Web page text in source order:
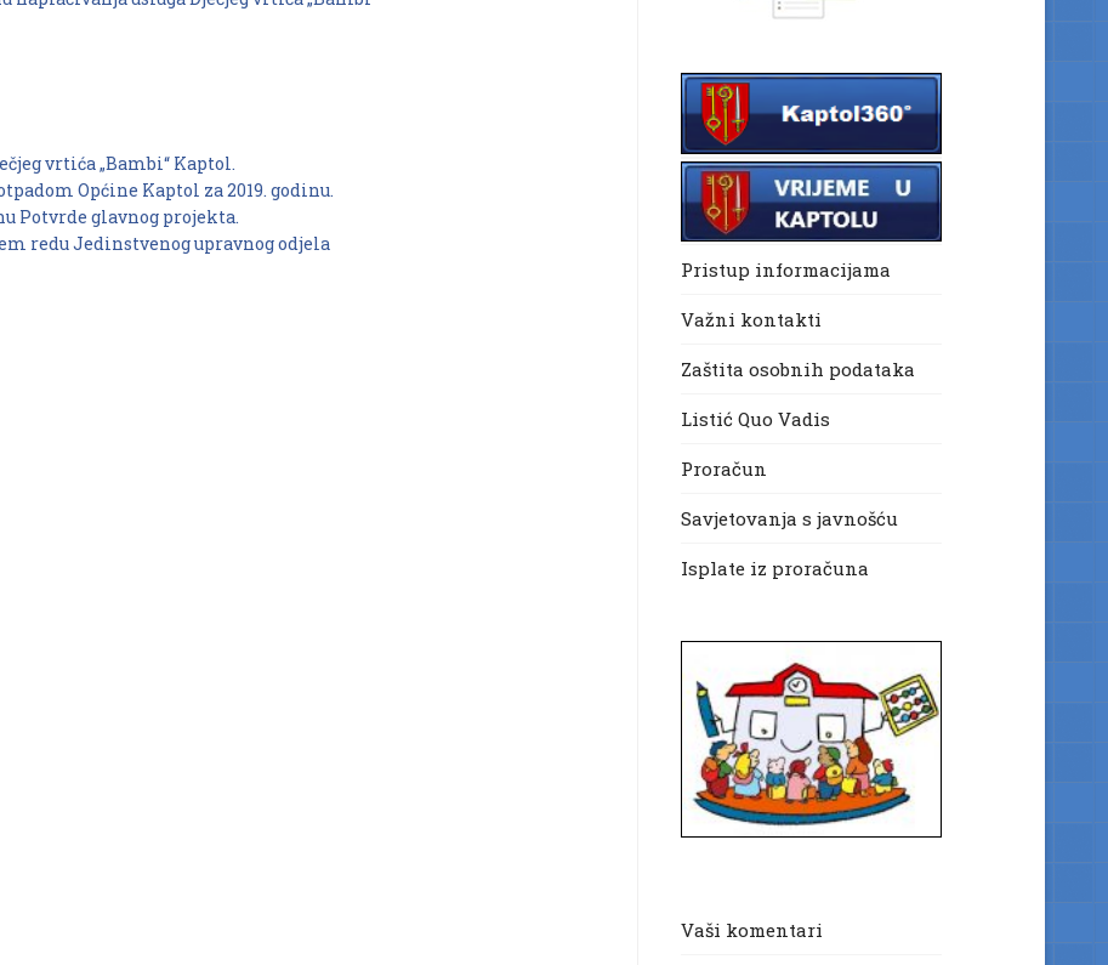
vrtića „Bambi“ Kaptol.
Općine Kaptol za 2019. godinu.
Potvrde glavnog projekta.
redu Jedinstvenog upravnog odjela
Pristup informacijama
Važni kontakti
Zaštita osobnih podataka
Listić Quo Vadis
Proračun
Savjetovanja s javnošću
Isplate iz proračuna
Vaši komentari